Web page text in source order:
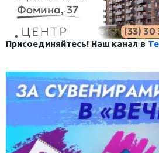
Присоединяйтесь! Наш канал в